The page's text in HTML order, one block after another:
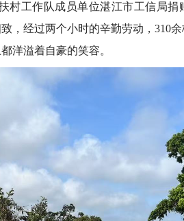
工作队成员单位湛江市工信局捐
，经过两个小时的辛勤劳动，310
洋溢着自豪的笑容。